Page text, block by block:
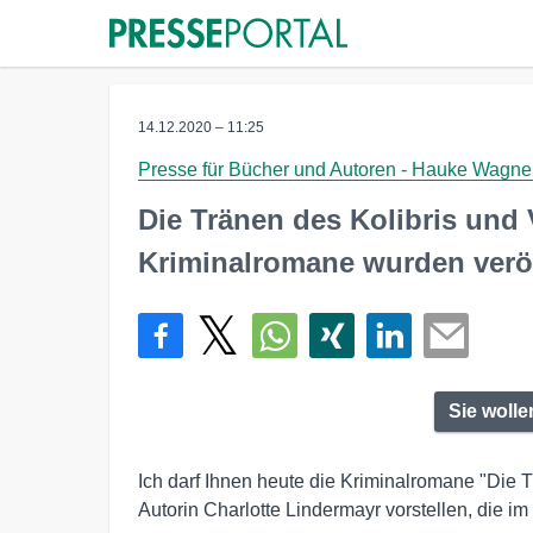
14.12.2020 – 11:25
Presse für Bücher und Autoren - Hauke
Die Tränen des Kolibris und
Kriminalromane wurden
Sie
Ich darf Ihnen heute die Kriminalromane "Die
Autorin Charlotte Lindermayr vorstellen, die